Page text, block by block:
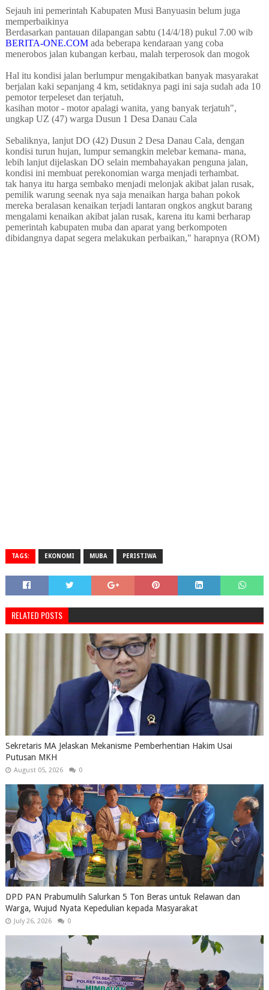
Sejauh ini pemerintah Kabupaten Musi Banyuasin belum juga
memperbaikinya
Berdasarkan pantauan dilapangan sabtu (14/4/18) pukul 7.00 wib
BERITA-ONE.COMada beberapa kendaraan yang coba
menerobos jalan kubangan kerbau, malah terperosok dan mogok
Hal itu kondisi jalan berlumpur mengakibatkan banyak masyarakat
berjalan kaki sepanjang 4 km, setidaknya pagi ini saja sudah ada 10
pemotor terpeleset dan terjatuh,
kasihan motor - motor apalagi wanita, yang banyak terjatuh",
ungkap UZ (47) warga Dusun 1 Desa Danau Cala
Sebaliknya, lanjut DO (42) Dusun 2 Desa Danau Cala, dengan
kondisi turun hujan, lumpur semangkin melebar kemana- mana,
lebih lanjut dijelaskan DO selain membahayakan penguna jalan,
kondisi ini membuat perekonomian warga menjadi terhambat.
tak hanya itu harga sembako menjadi melonjak akibat jalan rusak,
pemilik warung seenak nya saja menaikan harga bahan pokok
mereka beralasan kenaikan terjadi lantaran ongkos angkut barang
mengalami kenaikan akibat jalan rusak, karena itu kami berharap
pemerintah kabupaten muba dan aparat yang berkompoten
dibidangnya dapat segera melakukan perbaikan," harapnya (ROM)
TAGS: EKONOMI MUBA PERISTIWA
RELATED POSTS
Sekretaris MA Jelaskan Mekanisme Pemberhentian Hakim Usai
Putusan MKH
August 05, 2026 0
DPD PAN Prabumulih Salurkan 5 Ton Beras untuk Relawan dan
Warga, Wujud Nyata Kepedulian kepada Masyarakat
July 26, 2026 0